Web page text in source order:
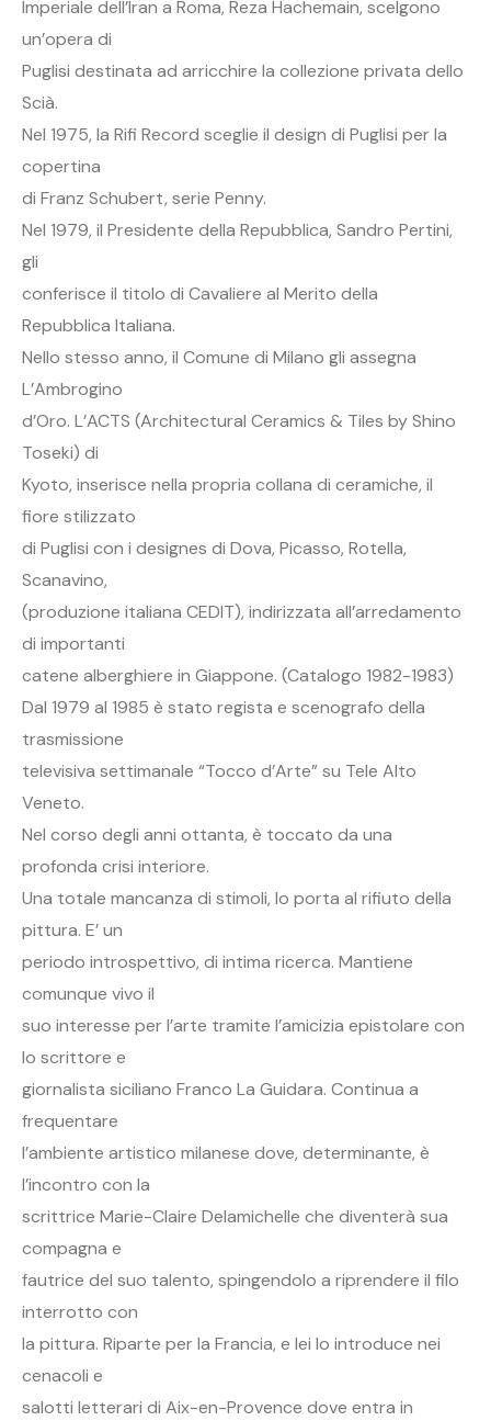
Imperiale dell’Iran a Roma, Reza Hachemain, scelgono
un’opera di
Puglisi destinata ad arricchire la collezione privata dello
Scià.
Nel 1975, la Rifi Record sceglie il design di Puglisi per la
copertina
di Franz Schubert, serie Penny.
Nel 1979, il Presidente della Repubblica, Sandro Pertini,
gli
conferisce il titolo di Cavaliere al Merito della
Repubblica Italiana.
Nello stesso anno, il Comune di Milano gli assegna
L’Ambrogino
d’Oro. L’ACTS (Architectural Ceramics & Tiles by Shino
Toseki) di
Kyoto, inserisce nella propria collana di ceramiche, il
fiore stilizzato
di Puglisi con i designes di Dova, Picasso, Rotella,
Scanavino,
(produzione italiana CEDIT), indirizzata all’arredamento
di importanti
catene alberghiere in Giappone. (Catalogo 1982-1983)
Dal 1979 al 1985 è stato regista e scenografo della
trasmissione
televisiva settimanale “Tocco d’Arte” su Tele Alto
Veneto.
Nel corso degli anni ottanta, è toccato da una
profonda crisi interiore.
Una totale mancanza di stimoli, lo porta al rifiuto della
pittura. E’ un
periodo introspettivo, di intima ricerca. Mantiene
comunque vivo il
suo interesse per l’arte tramite l’amicizia epistolare con
lo scrittore e
giornalista siciliano Franco La Guidara. Continua a
frequentare
l’ambiente artistico milanese dove, determinante, è
l’incontro con la
scrittrice Marie-Claire Delamichelle che diventerà sua
compagna e
fautrice del suo talento, spingendolo a riprendere il filo
interrotto con
la pittura. Riparte per la Francia, e lei lo introduce nei
cenacoli e
salotti letterari di Aix-en-Provence dove entra in